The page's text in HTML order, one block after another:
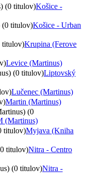
(0 titulov)Košice -
(0 titulov)Košice - Urban
titulov)Krupina (Ferove
Levice (Martinus)
(0 titulov)Liptovský
Lučenec (Martinus)
Martin (Martinus)
(0
(Martinus)
titulov)Myjava (Kniha
titulov)Nitra - Centro
(0 titulov)Nitra -